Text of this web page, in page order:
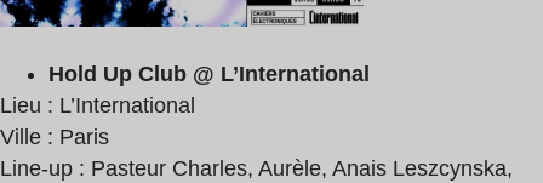
Hold Up Club @ L’International
Lieu : L’International
Ville : Paris
Line-up : Pasteur Charles, Aurèle, Anais Leszcynska,